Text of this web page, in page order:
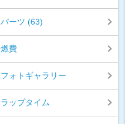
パーツ (63)
燃費
フォトギャラリー
ラップタイム